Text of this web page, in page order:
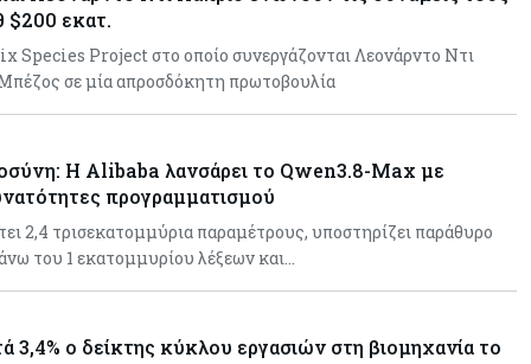
$200 εκατ.
Species Project στο οποίο συνεργάζονται Λεονάρντο Ντι
σε μία απροσδόκητη πρωτοβουλία
Η Alibaba λανσάρει το Qwen3.8-Max με
προγραμματισμού
2,4 τρισεκατομμύρια παραμέτρους, υποστηρίζει παράθυρο
του 1 εκατομμυρίου λέξεων και…
3,4% ο δείκτης κύκλου εργασιών στη βιομηχανία το